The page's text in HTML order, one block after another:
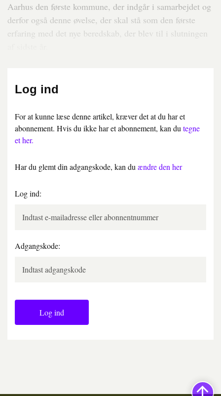
Aarhus den første kommune, der indgår i samarbejdet og
derfor også denne øvelse, der skal stå som den første
erfaring med det nye beredskab, der blev til i slutningen
Log ind
For at kunne læse denne artikel, kræver det at du har et
abonnement. Hvis du ikke har et abonnement, kan du tegne
et her.
Har du glemt din adgangskode, kan du ændre den her
Log ind:
Adgangskode:
Log ind